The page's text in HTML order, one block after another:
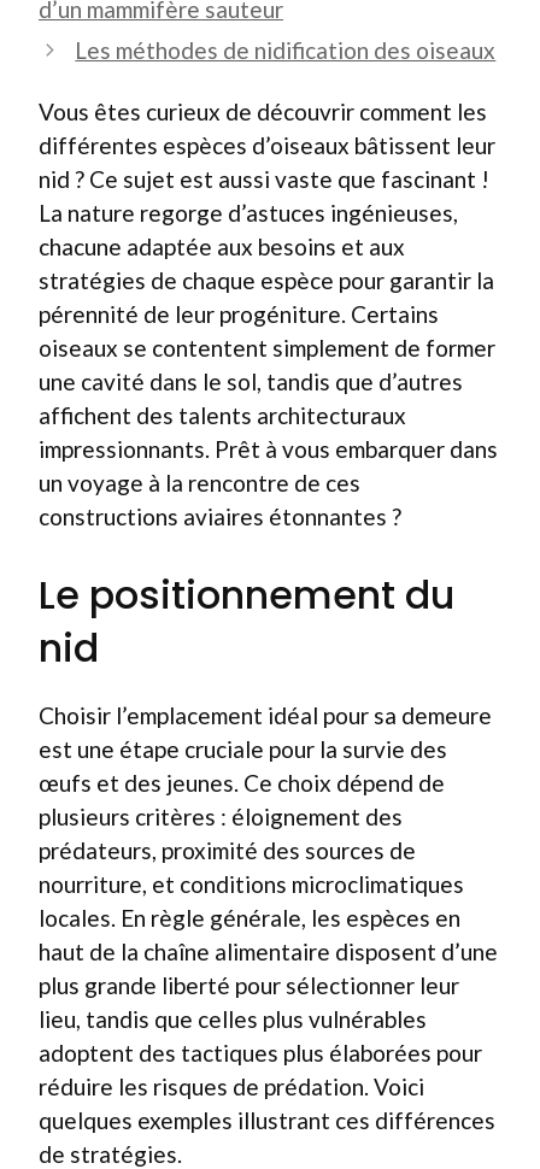
d’un mammifère sauteur
Les méthodes de nidification des oiseaux
Vous êtes curieux de découvrir comment les
différentes espèces d’oiseaux bâtissent leur
nid ? Ce sujet est aussi vaste que fascinant !
La nature regorge d’astuces ingénieuses,
chacune adaptée aux besoins et aux
stratégies de chaque espèce pour garantir la
pérennité de leur progéniture. Certains
oiseaux se contentent simplement de former
une cavité dans le sol, tandis que d’autres
affichent des talents architecturaux
impressionnants. Prêt à vous embarquer dans
un voyage à la rencontre de ces
constructions aviaires étonnantes ?
Le positionnement du
nid
Choisir l’emplacement idéal pour sa demeure
est une étape cruciale pour la survie des
œufs et des jeunes. Ce choix dépend de
plusieurs critères : éloignement des
prédateurs, proximité des sources de
nourriture, et conditions microclimatiques
locales. En règle générale, les espèces en
haut de la chaîne alimentaire disposent d’une
plus grande liberté pour sélectionner leur
lieu, tandis que celles plus vulnérables
adoptent des tactiques plus élaborées pour
réduire les risques de prédation. Voici
quelques exemples illustrant ces différences
de stratégies.